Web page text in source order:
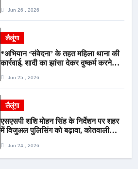
स्वरJun 26 , 2026
लैलूंगा
*अभियान ‘संवेदना’ के तहत महिला थाना की
कार्रवाई, शादी का झांसा देकर दुष्कर्म करने
Jun 25 , 2026
लैलूंगा
एसएसपी शशि मोहन सिंह के निर्देशन पर शहर
में विजुअल पुलिसिंग को बढ़ावा, कोतवाली
Jun 24 , 2026